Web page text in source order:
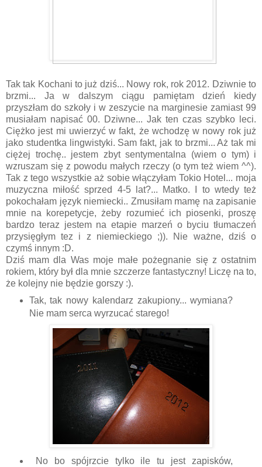
Tak tak Kochani to już dziś... Nowy rok, rok 2012. Dziwnie to
brzmi... Ja w dalszym ciągu pamiętam dzień kiedy
przyszłam do szkoły i w zeszycie na marginesie zamiast 99
musiałam napisać 00. Dziwne... Jak ten czas szybko leci.
Ciężko jest mi uwierzyć w fakt, że wchodzę w nowy rok już
jako studentka lingwistyki. Sam fakt, jak to brzmi... Aż tak mi
ciężej trochę.. jestem zbyt sentymentalna (wiem o tym) i
wzruszam się z powodu małych rzeczy (o tym też wiem ^^).
Tak z tego wszystkie aż sobie włączyłam Tokio Hotel... moja
muzyczna miłość sprzed 4-5 lat?... Matko. I to wtedy też
pokochałam język niemiecki.. Zmusiłam mamę na zapisanie
mnie na korepetycje, żeby rozumieć ich piosenki, proszę
bardzo teraz jestem na etapie marzeń o byciu tłumaczeń
przysięgłym tez i z niemieckiego ;)). Nie ważne, dziś o
czymś innym :D.
Dziś mam dla Was moje małe pożegnanie się z ostatnim
rokiem, który był dla mnie szczerze fantastyczny! Liczę na to,
że kolejny nie będzie gorszy :).
Tak, tak nowy kalendarz zakupiony... wymiana?
Nie mam serca wyrzucać starego!
No bo spójrzcie tylko ile tu jest zapisków,